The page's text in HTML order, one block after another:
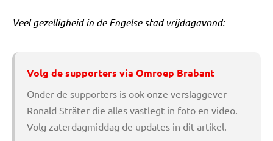
Veel gezelligheid in de Engelse stad vrijdagavond:
Volg de supporters via Omroep Brabant
Onder de supporters is ook onze verslaggever
Ronald Sträter die alles vastlegt in foto en video.
Volg zaterdagmiddag de updates in dit artikel.